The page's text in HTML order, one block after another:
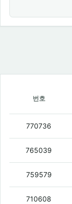
번호
770736
765039
759579
710608